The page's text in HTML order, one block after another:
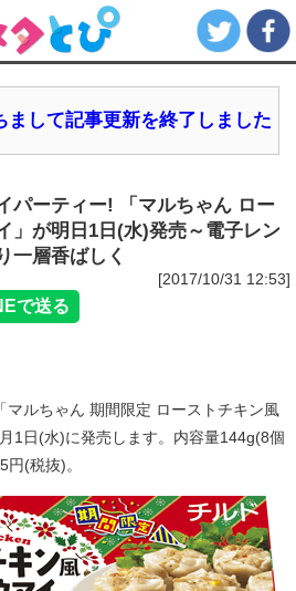
まして記事更新を終了しました
パーティー! 「マルちゃん ロー
」が明日1日(水)発売～電子レン
一層香ばしく
[2017/10/31 12:53]
ルちゃん 期間限定 ローストチキン風
1日(水)に発売します。内容量144g(8個
(税抜)。